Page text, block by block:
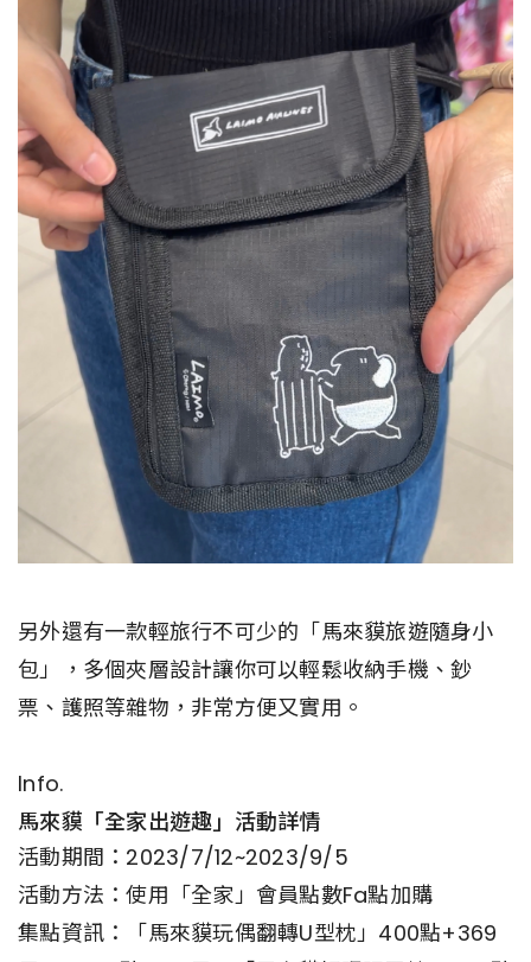
另外還有一款輕旅行不可少的「馬來貘旅遊隨身小
包」，多個夾層設計讓你可以輕鬆收納手機、鈔
票、護照等雜物，非常方便又實用。
Info.
馬來貘「全家出遊趣」活動詳情
活動期間：2023/7/12~2023/9/5
活動方法：使用「全家」會員點數Fa點加購
集點資訊：「馬來貘玩偶翻轉U型枕」400點+369